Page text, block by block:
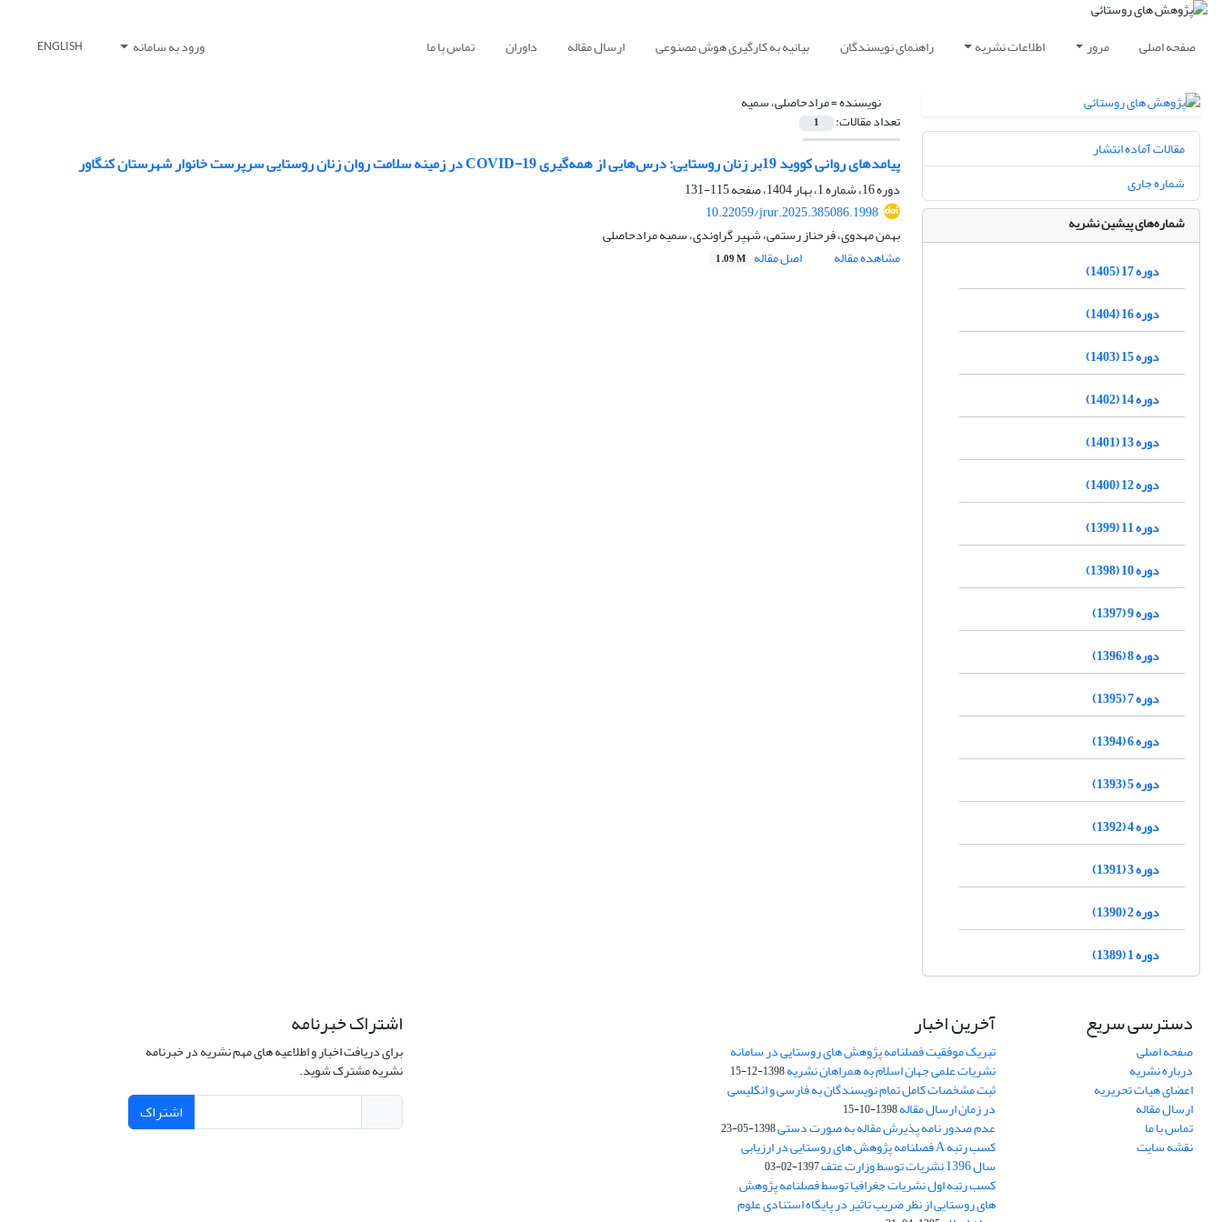
صفحه اصلی مرور اطلاعات نشریه راهنمای نویسندگان بیانیه به کارگیری هوش مصنوعی ارسال مقاله داوران تماس با ما ورود به سامانه ENGLISH
نویسنده =مرادحاصلی، سمیه
تعداد مقالات: 1
پیامدهای روانی کووید 19بر زنان روستایی: درس‌هایی از همه‌گیری COVID-19 در زمینه سلامت روان زنان روستایی سرپرست خانوار شهرستان کنگاور
دوره 16، شماره 1، بهار 1404، صفحه
115-131
10.22059/jrur.2025.385086.1998
بهمن مهدوی، فرحناز رستمی، شهپر گراوندی، سمیه مرادحاصلی
مشاهده مقاله
اصل مقاله 1.09 M
مقالات آماده انتشار
شماره جاری
شماره‌های پیشین نشریه
دوره 17 (1405)
دوره 16 (1404)
دوره 15 (1403)
دوره 14 (1402)
دوره 13 (1401)
دوره 12 (1400)
دوره 11 (1399)
دوره 10 (1398)
دوره 9 (1397)
دوره 8 (1396)
دوره 7 (1395)
دوره 6 (1394)
دوره 5 (1393)
دوره 4 (1392)
دوره 3 (1391)
دوره 2 (1390)
دوره 1 (1389)
دسترسی سریع
صفحه اصلی
درباره نشریه
اعضای هیات تحریریه
ارسال مقاله
تماس با ما
نقشه سایت
آخرین اخبار
تبریک موفقیت فصلنامه پژوهش های روستایی در سامانه
نشریات علمی جهان اسلام به همراهان نشریه1398-12-15
ثبت مشخصات کامل تمام نویسندگان به فارسی و انگلیسی
در زمان ارسال مقاله1398-10-15
عدم صدور نامه پذیرش مقاله به صورت دستی1398-05-23
کسب رتبه A فصلنامه پژوهش های روستایی در ارزیابی
سال 1396 نشریات توسط وزارت عتف 1397-02-03
کسب رتبه اول نشریات جغرافیا توسط فصلنامه پژوهش
های روستایی از نظر ضریب تاثیر در پایگاه استنادی علوم
اشتراک خبرنامه
برای دریافت اخبار و اطلاعیه های مهم نشریه در خبرنامه
نشریه مشترک شوید.
اشتراک